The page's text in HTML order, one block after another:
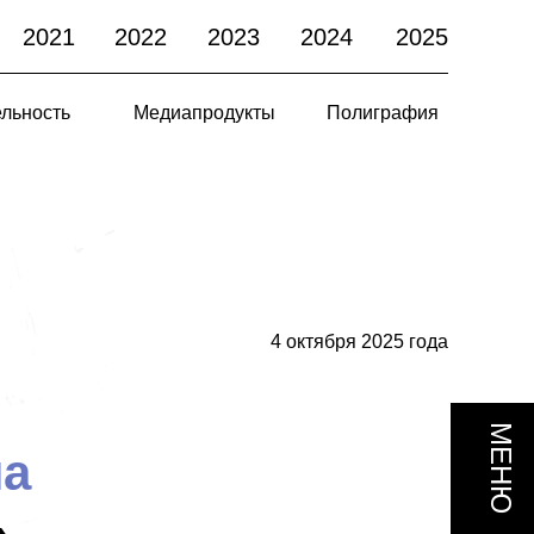
МЕНЮ
Медиапродукты Полиграфия
2021 2022 2023 2024 2025
4 октября 2025 года